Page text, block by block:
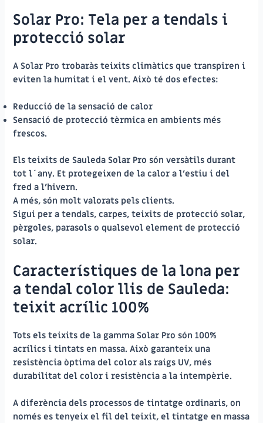
Solar Pro: Tela per a tendals i
protecció solar
A Solar Pro trobaràs teixits climàtics que transpiren i
eviten la humitat i el vent. Això té dos efectes:
Reducció de la sensació de calor
Sensació de protecció tèrmica en ambients més
frescos.
Els teixits de Sauleda Solar Pro són versàtils durant
tot l´any. Et protegeixen de la calor a l’estiu i del
fred a l’hivern.
A més, són molt valorats pels clients.
Sigui per a tendals, carpes, teixits de protecció solar,
pèrgoles, parasols o qualsevol element de protecció
solar.
Característiques de la lona per
a tendal color llis de Sauleda:
teixit acrílic 100%
Tots els teixits de la gamma Solar Pro són100%
acrílics i tintats en massa. Això garanteix una
resistència òptima del color als raigs UV, més
durabilitat del color i resistència a la intempèrie.
A diferència dels processos de tintatge ordinaris, on
només es tenyeix el fil del teixit, el tintatge en massa